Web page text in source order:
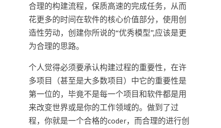
合理的构建流程，保质高速的完成任务，从而
花更多的时间在软件的核心价值部分，使用创
造性劳动，创建你所说的“优秀模型”,应该是更
为合理的思路。
个人觉得必须要承认构建过程的重要性，在许
多项目（甚至是大多数项目）中它的重要性是
第一位的，毕竟不是每一个项目和软件都是用
来改变世界或是你的工作领域的。做到了过
程，你就是一个合格的coder，而合理的进行创